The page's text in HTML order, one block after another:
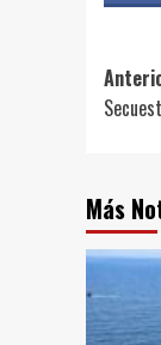
de
Más